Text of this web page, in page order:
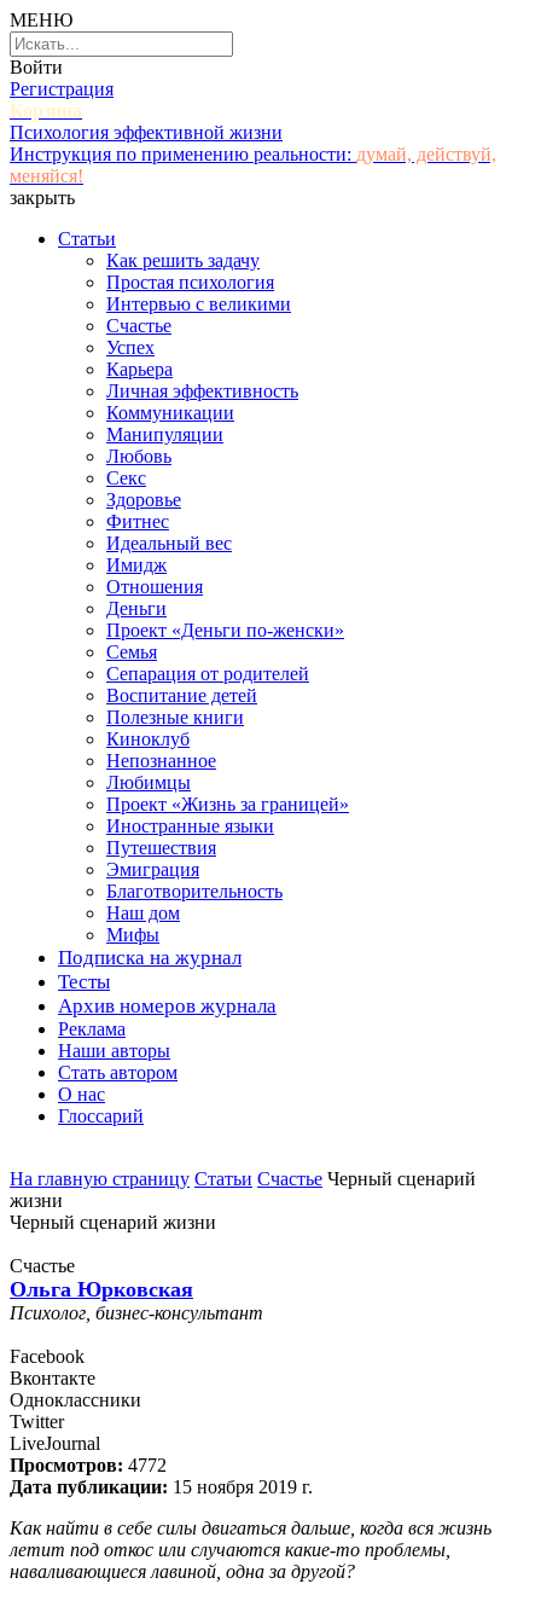
МЕНЮ
Войти
Регистрация
Корзина
Психология эффективной жизни
Инструкция по применению реальности: думай, действуй,
меняйся!
закрыть
Статьи
Как решить задачу
Простая психология
Интервью с великими
Счастье
Успех
Карьера
Личная эффективность
Коммуникации
Манипуляции
Любовь
Секс
Здоровье
Фитнес
Идеальный вес
Имидж
Отношения
Деньги
Проект «Деньги по-женски»
Семья
Сепарация от родителей
Воспитание детей
Полезные книги
Киноклуб
Непознанное
Любимцы
Проект «Жизнь за границей»
Иностранные языки
Путешествия
Эмиграция
Благотворительность
Наш дом
Мифы
Подписка на журнал
Тесты
Архив номеров журнала
Реклама
Наши авторы
Стать автором
О нас
Глоссарий
На главную страницу Статьи Счастье Черный сценарий
жизни
Черный сценарий жизни
Счастье
Ольга Юрковская
Психолог, бизнес-консультант
Facebook
Вконтакте
Одноклассники
Twitter
LiveJournal
Просмотров: 4772
Дата публикации: 15 ноября 2019 г.
Как найти в себе силы двигаться дальше, когда вся жизнь
летит под откос или случаются какие-то проблемы,
наваливающиеся лавиной, одна за другой?